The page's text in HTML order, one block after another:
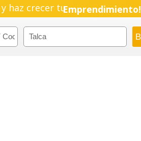
haz crecer tuEmprendimiento!